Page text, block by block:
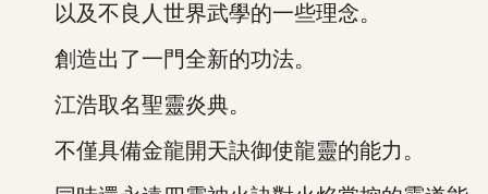
以及不良人世界武學的一些理念。
創造出了一門全新的功法。
江浩取名聖靈炎典。
不僅具備金龍開天訣御使龍靈的能力。